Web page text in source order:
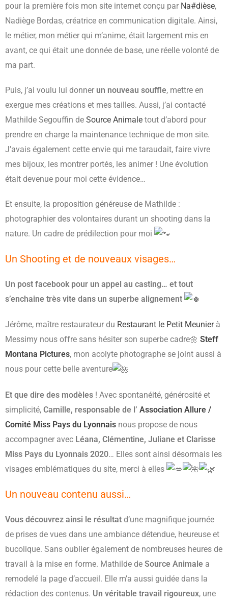
pour la première fois mon site internet conçu par Na#dièse,
Nadiège Bordas, créatrice en communication digitale. Ainsi,
le métier, mon métier qui m’anime, était largement mis en
avant, ce qui était une donnée de base, une réelle volonté de
ma part.
Puis, j’ai voulu lui donner un nouveau souffle, mettre en
exergue mes créations et mes tailles. Aussi, j’ai contacté
Mathilde Segouffin de Source Animale tout d’abord pour
prendre en charge la maintenance technique de mon site.
J’avais également cette envie qui me taraudait, faire vivre
mes bijoux, les montrer portés, les animer ! Une évolution
était devenue pour moi cette évidence…
Et ensuite, la proposition généreuse de Mathilde :
photographier des volontaires durant un shooting dans la
nature. Un cadre de prédilection pour moi
Un Shooting et de nouveaux visages…
Un post facebook pour un appel au casting… et tout
s’enchaine très vite dans un superbe alignement
Jérôme, maître restaurateur du Restaurant le Petit Meunierà
Messimy nous offre sans hésiter son superbe cadre🌼 Steff
Montana Pictures, mon acolyte photographe se joint aussi à
nous pour cette belle aventure
Et que dire des modèles ! Avec spontanéité, générosité et
simplicité, Camille, responsable de l’ Association Allure /
Comité Miss Pays du Lyonnais nous propose de nous
accompagner avec Léana, Clémentine, Juliane et Clarisse
Miss Pays du Lyonnais 2020… Elles sont ainsi désormais les
visages emblématiques du site, merci à elles
Un nouveau contenu aussi…
Vous découvrez ainsi le résultat d’une magnifique journée
de prises de vues dans une ambiance détendue, heureuse et
bucolique. Sans oublier également de nombreuses heures de
travail à la mise en forme. Mathilde de Source Animale a
remodelé la page d’accueil. Elle m’a aussi guidée dans la
rédaction des contenus. Un véritable travail rigoureux, une